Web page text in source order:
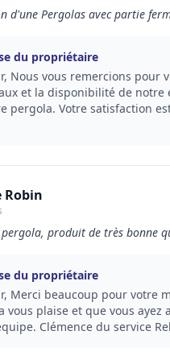
d'une Pergolas avec partie
du propriétaire
Nous vous remercions pour
et la disponibilité de notre
pergola. Votre satisfaction
pergola, produit de très bonne
du propriétaire
Merci beaucoup pour votre
vous plaise et que vous
Clémence du service